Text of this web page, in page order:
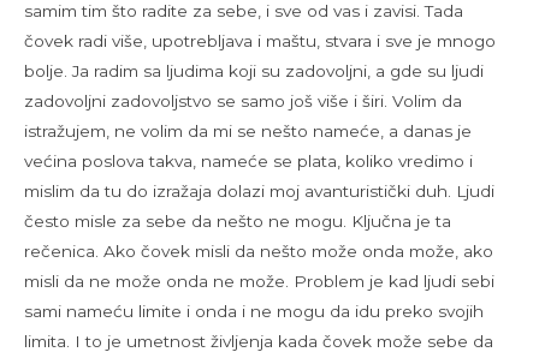
samim tim što radite za sebe, i sve od vas i zavisi. Tada
čovek radi više, upotrebljava i maštu, stvara i sve je mnogo
bolje. Ja radim sa ljudima koji su zadovoljni, a gde su ljudi
zadovoljni zadovoljstvo se samo još više i širi. Volim da
istražujem, ne volim da mi se nešto nameće, a danas je
većina poslova takva, nameće se plata, koliko vredimo i
mislim da tu do izražaja dolazi moj avanturistički duh. Ljudi
često misle za sebe da nešto ne mogu. Ključna je ta
rečenica. Ako čovek misli da nešto može onda može, ako
misli da ne može onda ne može. Problem je kad ljudi sebi
sami nameću limite i onda i ne mogu da idu preko svojih
limita. I to je umetnost življenja kada čovek može sebe da